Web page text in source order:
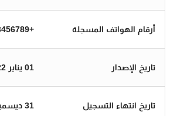
أرقام الهواتف المسجلة +966123456789
تاريخ الإصدار 01 يناير 2022
تاريخ انتهاء التسجيل 31 ديسمبر 2027